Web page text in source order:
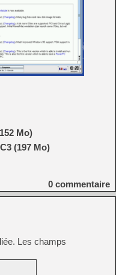
Mo)
(197 Mo)
0 commentaire
Les champs